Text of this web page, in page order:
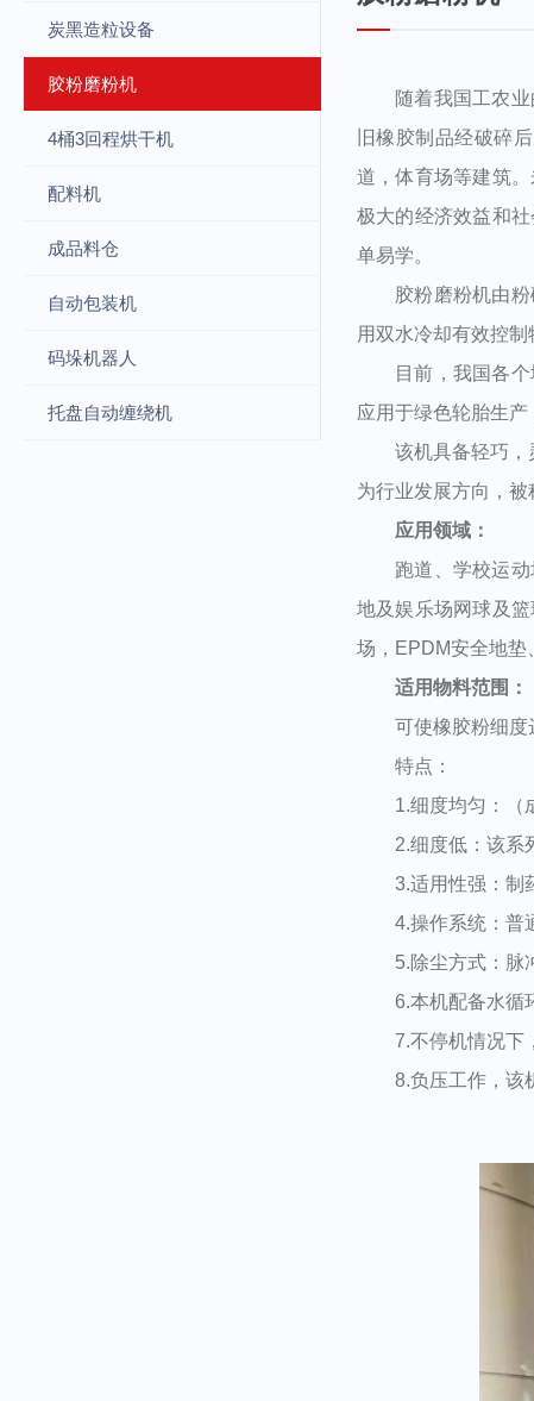
炭黑造粒设备
胶粉磨粉机
4桶3回程烘干机
配料机
成品料仓
自动包装机
码垛机器人
托盘自动缠绕机
随着我国工农业的
旧橡胶制品经破碎
道，体育场等建筑
极大的经济效益和
单易学。
胶粉磨粉机由粉碎
用双水冷却有效控制
目前，我国各个地
应用于绿色轮胎生产
该机具备轻巧，灵
为行业发展方向，被
应用领域：
跑道、学校运动场
地及娱乐场网球及
场，EPDM安全地垫
适用物料范围：
可使橡胶粉细度达
特点：
1.细度均匀：（成
2.细度低：该系列
3.适用性强：制药
4.操作系统：普通
5.除尘方式：脉
6.本机配备水循环
7.不停机情况下，
8.负压工作，该机